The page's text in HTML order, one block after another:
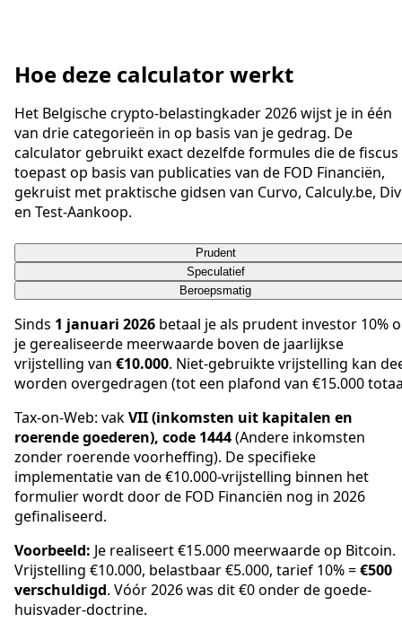
Hoe deze calculator werkt
Het Belgische crypto-belastingkader 2026 wijst je in één
van drie categorieën in op basis van je gedrag. De
calculator gebruikt exact dezelfde formules die de fiscus
toepast op basis van publicaties van de FOD Financiën,
gekruist met praktische gidsen van Curvo, Calculy.be,
en Test-Aankoop.
Prudent
Speculatief
Beroepsmatig
Sinds 1 januari 2026 betaal je als prudent investor 10%
je gerealiseerde meerwaarde boven de jaarlijkse
vrijstelling van €10.000. Niet-gebruikte vrijstelling kan
worden overgedragen (tot een plafond van €15.000
Tax-on-Web: vakVII (inkomsten uit kapitalen en
roerende goederen), code 1444(Andere inkomsten
zonder roerende voorheffing). De specifieke
implementatie van de €10.000-vrijstelling binnen het
formulier wordt door de FOD Financiën nog in 2026
gefinaliseerd.
Voorbeeld: Je realiseert €15.000 meerwaarde op Bitcoin.
Vrijstelling €10.000, belastbaar €5.000, tarief 10% =€500
verschuldigd. Vóór 2026 was dit €0 onder de goede-
huisvader-doctrine.